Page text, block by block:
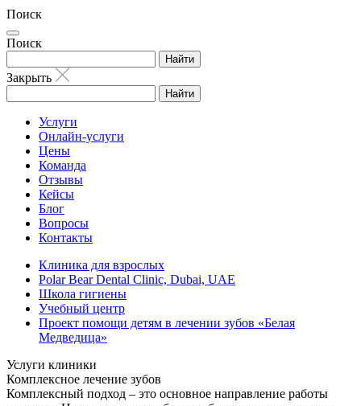
Поиск
Поиск
Найти
Закрыть
Найти
Услуги
Онлайн-услуги
Цены
Команда
Отзывы
Кейсы
Блог
Вопросы
Контакты
Клиника для взрослых
Polar Bear Dental Clinic, Dubai, UAE
Школа гигиены
Учебный центр
Проект помощи детям в лечении зубов «Белая
Медведица»
Услуги клиники
Комплексное лечение зубов
Комплексный подход – это основное направление работы